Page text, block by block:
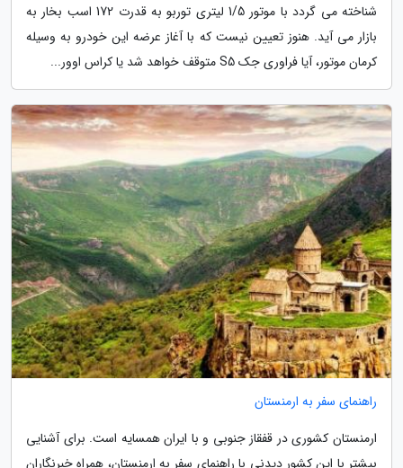
شناخته می گردد با موتور 1/5 لیتری توربو به قدرت 172 اسب بخار به
بازار می آید. هنوز تعیین نیست که با آغاز عرضه این خودرو به وسیله
کرمان موتور، آیا فراوری جک S5 متوقف خواهد شد یا کراس اوور...
راهنمای سفر به ارمنستان
ارمنستان کشوری در قفقاز جنوبی و با ایران همسایه است. برای آشنایی
بیشتر با این کشور دیدنی با راهنمای سفر به ارمنستان، همراه خبرنگاران